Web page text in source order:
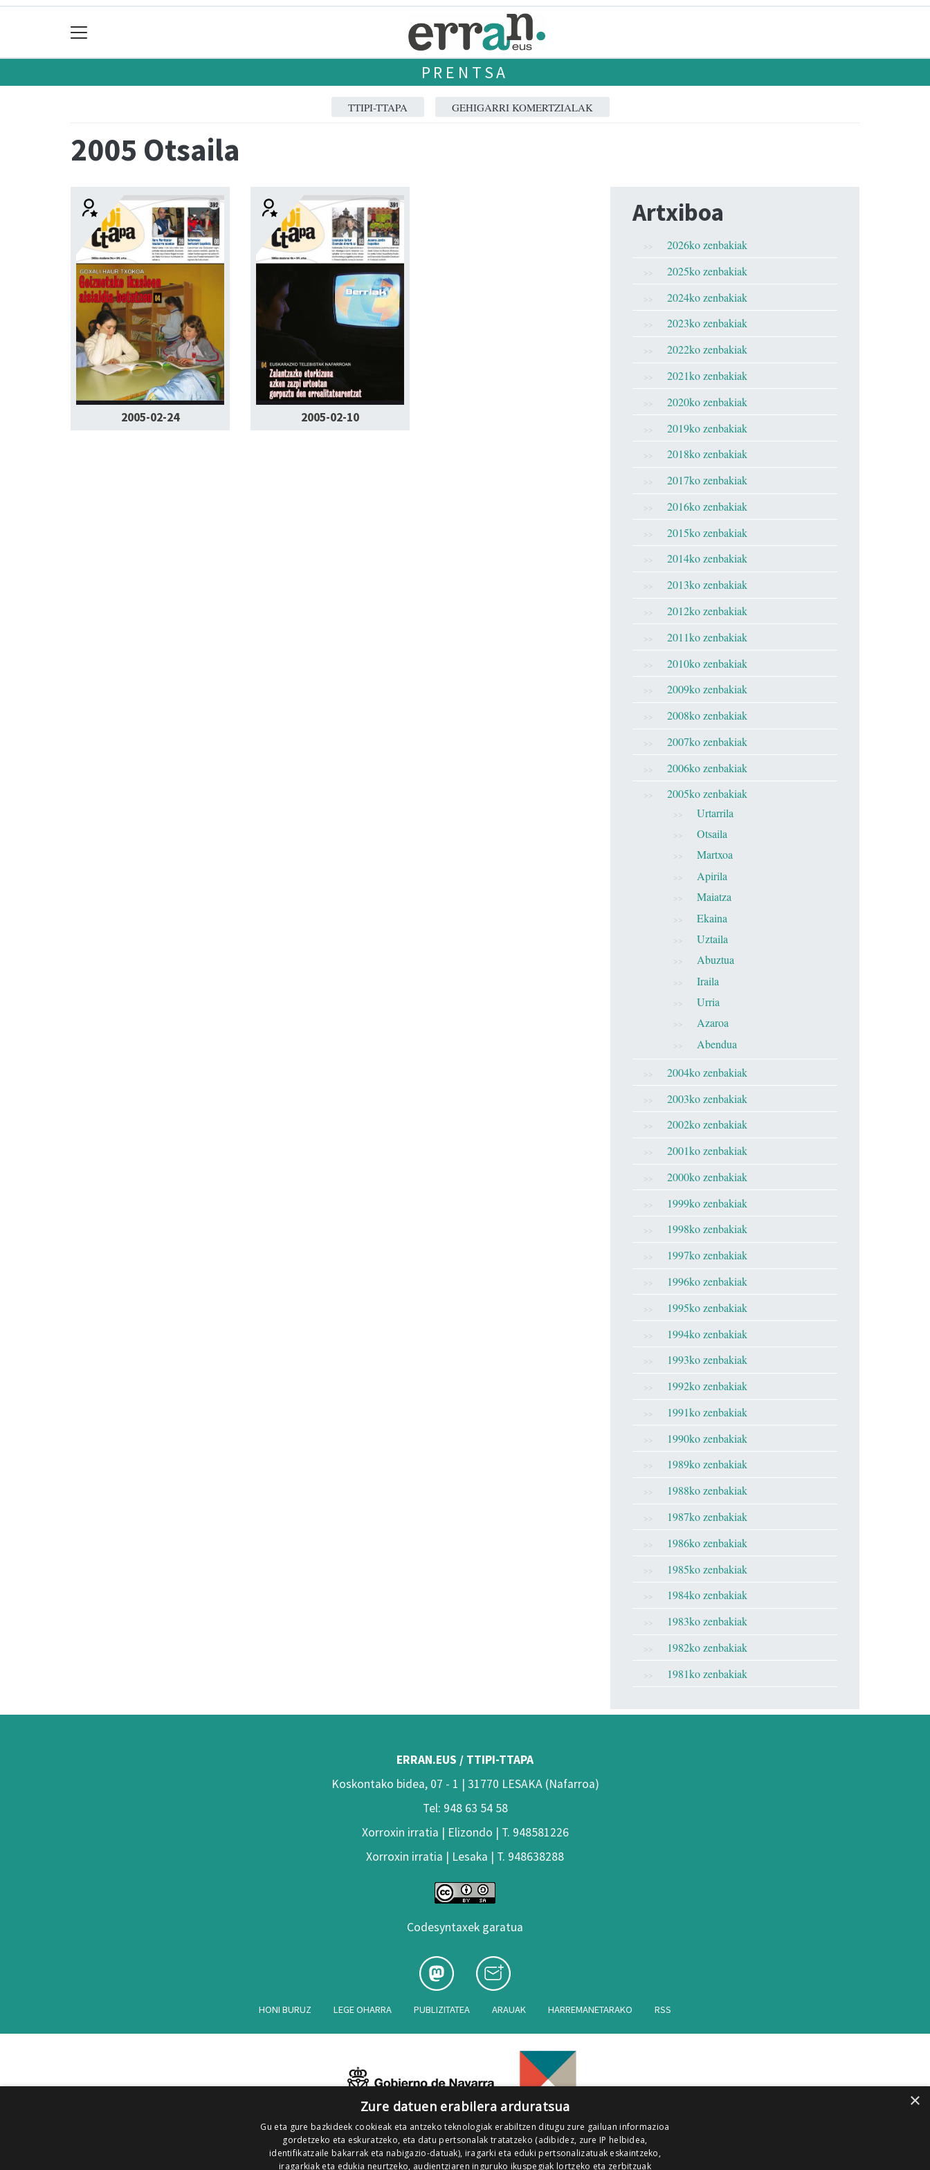
PRENTSA
TTIPI-TTAPA GEHIGARRI KOMERTZIALAK
2005 Otsaila
2005-02-24 2005-02-10
Artxiboa
2026ko zenbakiak
2025ko zenbakiak
2024ko zenbakiak
2023ko zenbakiak
2022ko zenbakiak
2021ko zenbakiak
2020ko zenbakiak
2019ko zenbakiak
2018ko zenbakiak
2017ko zenbakiak
2016ko zenbakiak
2015ko zenbakiak
2014ko zenbakiak
2013ko zenbakiak
2012ko zenbakiak
2011ko zenbakiak
2010ko zenbakiak
2009ko zenbakiak
2008ko zenbakiak
2007ko zenbakiak
2006ko zenbakiak
2005ko zenbakiak
Urtarrila
Otsaila
Martxoa
Apirila
Maiatza
Ekaina
Uztaila
Abuztua
Iraila
Urria
Azaroa
Abendua
2004ko zenbakiak
2003ko zenbakiak
2002ko zenbakiak
2001ko zenbakiak
2000ko zenbakiak
1999ko zenbakiak
1998ko zenbakiak
1997ko zenbakiak
1996ko zenbakiak
1995ko zenbakiak
1994ko zenbakiak
1993ko zenbakiak
1992ko zenbakiak
1991ko zenbakiak
1990ko zenbakiak
1989ko zenbakiak
1988ko zenbakiak
1987ko zenbakiak
1986ko zenbakiak
1985ko zenbakiak
1984ko zenbakiak
1983ko zenbakiak
1982ko zenbakiak
1981ko zenbakiak
ERRAN.EUS / TTIPI-TTAPA
Koskontako bidea, 07 - 1 | 31770 LESAKA (Nafarroa)
Tel: 948 63 54 58
Xorroxin irratia | Elizondo | T. 948581226
Xorroxin irratia | Lesaka | T. 948638288
Codesyntaxek garatua
HONI BURUZ LEGE OHARRA PUBLIZITATEA ARAUAK HARREMANETARAKO RSS
×
Zure datuen erabilera arduratsua
Gu eta gure bazkideek cookieak eta antzeko teknologiak erabiltzen ditugu zure gailuan informazioa
gordetzeko eta eskuratzeko, eta datu pertsonalak tratatzeko (adibidez, zure IP helbidea,
identifikatzaile bakarrak eta nabigazio-datuak), iragarki eta eduki pertsonalizatuak eskaintzeko,
iragarkiak eta edukia neurtzeko, audientziaren inguruko ikuspegiak lortzeko eta zerbitzuak